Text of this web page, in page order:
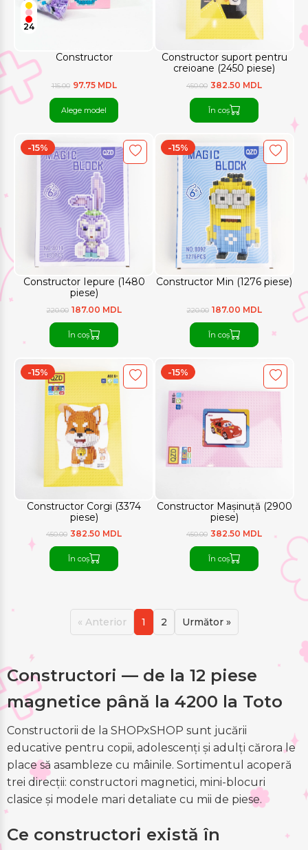
Constructor
24
115.00 97.75 MDL
Alege model
Constructor suport pentru
creioane (2450 piese)
450.00 382.50 MDL
În coș
Constructor Iepure (1480
piese)
-15%
220.00 187.00 MDL
În coș
Constructor Min (1276 piese)
-15%
220.00 187.00 MDL
În coș
Constructor Corgi (3374
piese)
-15%
450.00 382.50 MDL
În coș
Constructor Mașinuță (2900
piese)
-15%
450.00 382.50 MDL
În coș
« Anterior 1 2 Următor »
Constructori — de la 12 piese
magnetice până la 4200 la Toto
Constructorii de la SHOPxSHOP sunt jucării
educative pentru copii, adolescenți și adulți cărora le
place să asambleze cu mâinile. Sortimentul acoperă
trei direcții: constructori magnetici, mini-blocuri
clasice și modele mari detaliate cu mii de piese.
Ce constructori există în